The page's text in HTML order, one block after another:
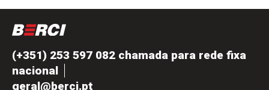
(+351) 253 597 082 chamada para rede fixa
nacional
geral@berci.pt